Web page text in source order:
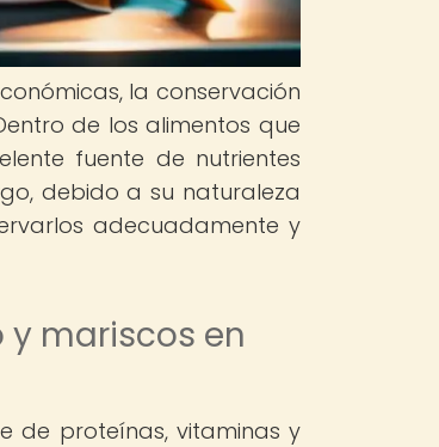
la conservación
de los alimentos que
fuente de nutrientes
debido a su naturaleza
adecuadamente y
mariscos en
de proteínas, vitaminas y